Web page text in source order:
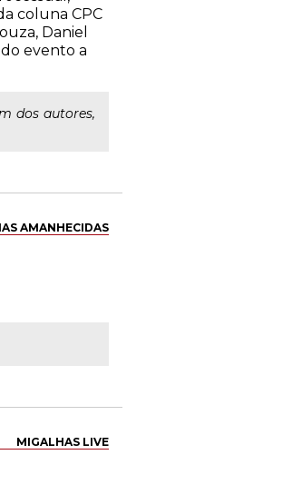
coluna CPC
Daniel
evento a
dos autores,
AMANHECIDAS
MIGALHAS LIVE